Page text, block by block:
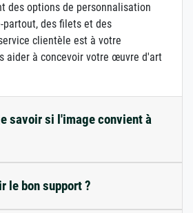
des options de personnalisation
partout, des filets et des
clientèle est à votre
aider à concevoir votre œuvre d'art
savoir si l'image convient à
le bon support ?